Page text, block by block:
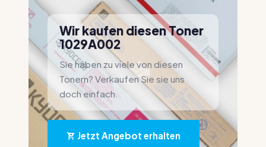
Wir kaufen diesen Toner
1029A002
Sie haben zu viele von diesen
Tonern? Verkaufen Sie sie uns
doch einfach.
Jetzt Angebot erhalten